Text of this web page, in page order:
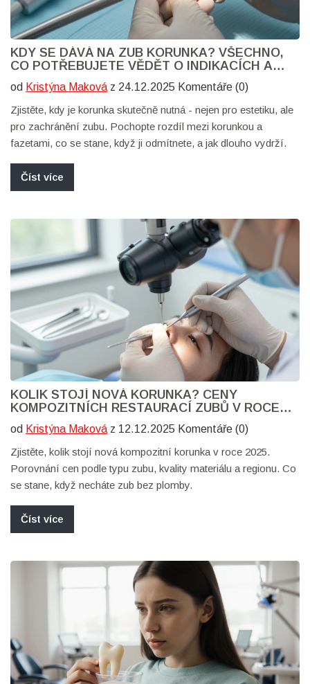
KDY SE DÁVÁ NA ZUB KORUNKA? VŠECHNO,
CO POTŘEBUJETE VĚDĚT O INDIKACÍCH A
od Kristýna Maková z 24.12.2025 Komentáře (0)
Zjistěte, kdy je korunka skutečně nutná - nejen pro estetiku, ale
pro zachránění zubu. Pochopte rozdíl mezi korunkou a
fazetami, co se stane, když ji odmítnete, a jak dlouho vydrží.
Číst více
KOLIK STOJÍ NOVÁ KORUNKA? CENY
KOMPOZITNÍCH RESTAURACÍ ZUBŮ V ROCE
od Kristýna Maková z 12.12.2025 Komentáře (0)
Zjistěte, kolik stojí nová kompozitní korunka v roce 2025.
Porovnání cen podle typu zubu, kvality materiálu a regionu. Co
se stane, když necháte zub bez plomby.
Číst více